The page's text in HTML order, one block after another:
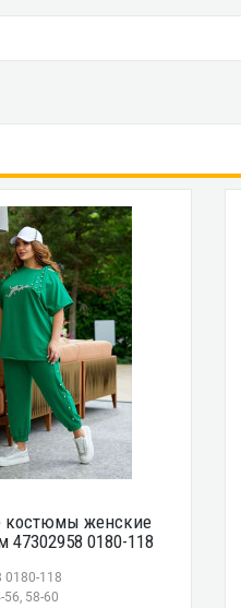
костюмы женские
47302958 0180-118
0180-118
58-60